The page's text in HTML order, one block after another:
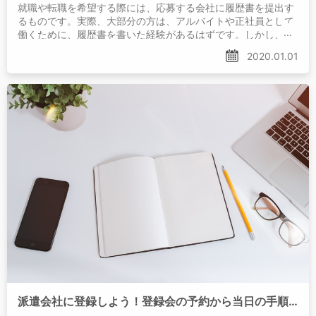
就職や転職を希望する際には、応募する会社に履歴書を提出す
るものです。実際、大部分の方は、アルバイトや正社員として
働くために、履歴書を書いた経験があるはずです。しかし、派
2020.01.01
派遣会社に登録しよう！登録会の予約から当日の手順まで